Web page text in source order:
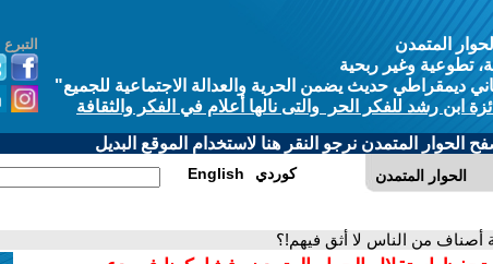
المتمدن
تطوعية وغير ربحية
ديمقراطي حديث يضمن الحرية والعدالة الاجتماعية للجميع"
ابن رشد للفكر الحر والتى نالها أعلام في الفكر والثقافة
الحوار المتمدن نرجو النقر هنا لاستخدام الموقع البديل
الحوار المتمدن English كوردي
أصناف من الناس لا أثق فيهم!؟